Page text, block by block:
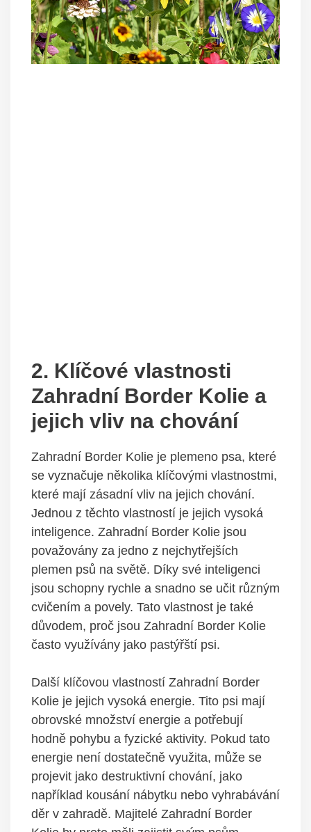
2. Klíčové vlastnosti
Zahradní Border Kolie a
jejich vliv na chování
Zahradní Border Kolie je plemeno psa, které
se vyznačuje několika klíčovými vlastnostmi,
které mají zásadní vliv na jejich chování.
Jednou z těchto vlastností je jejich vysoká
inteligence. Zahradní Border Kolie jsou
považovány za jedno z nejchytřejších
plemen psů na světě. Díky své inteligenci
jsou schopny rychle a snadno se učit různým
cvičením a povely. Tato vlastnost je také
důvodem, proč jsou Zahradní Border Kolie
často využívány jako pastýřští psi.
Další klíčovou vlastností Zahradní Border
Kolie je jejich vysoká energie. Tito psi mají
obrovské množství energie a potřebují
hodně pohybu a fyzické aktivity. Pokud tato
energie není dostatečně využita, může se
projevit jako destruktivní chování, jako
například kousání nábytku nebo vyhrabávání
děr v zahradě. Majitelé Zahradní Border